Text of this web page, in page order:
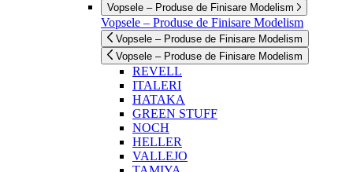
Vopsele – Produse de Finisare Modelism
Vopsele – Produse de Finisare Modelism
Vopsele – Produse de Finisare Modelism
Vopsele – Produse de Finisare Modelism
REVELL
ITALERI
HATAKA
GREEN STUFF
NOCH
HELLER
VALLEJO